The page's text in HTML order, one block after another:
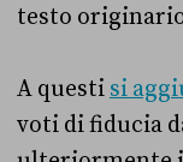
testo
A questi si
voti di fiducia